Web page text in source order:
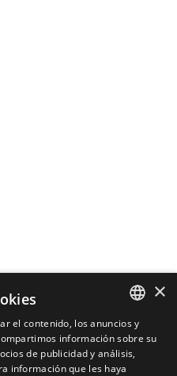
CATALAN
ENGLISH
×
el contenido, los anuncios y
información sobre su
de publicidad y análisis,
información que les haya